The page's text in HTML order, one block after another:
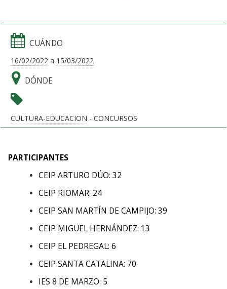
CUÁNDO
16/02/2022 a 15/03/2022
DÓNDE
CULTURA-EDUCACION - CONCURSOS
PARTICIPANTES
CEIP ARTURO DÚO: 32
CEIP RIOMAR: 24
CEIP SAN MARTÍN DE CAMPIJO: 39
CEIP MIGUEL HERNÁNDEZ: 13
CEIP EL PEDREGAL: 6
CEIP SANTA CATALINA: 70
IES 8 DE MARZO: 5